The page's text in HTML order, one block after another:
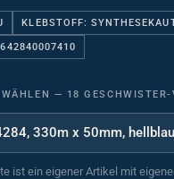
KLEBSTOFF:
— 18
ist ein eigener Artikel mit